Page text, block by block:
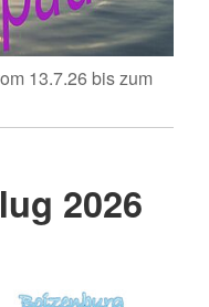
13.7.26 bis zum
2026